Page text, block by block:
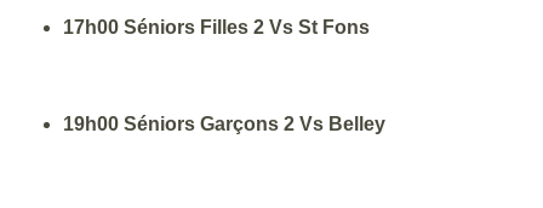
17h00 Séniors Filles 2 Vs St Fons
19h00 Séniors Garçons 2 Vs Belley